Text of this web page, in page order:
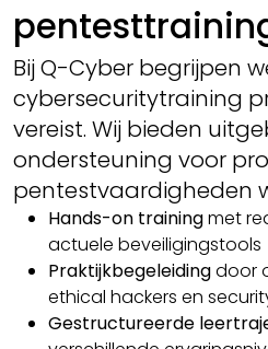
Bij Q-Cyber begrijpen
cybersecuritytraining
vereist. Wij bieden
ondersteuning voor
pentestvaardigheden
Hands-on trainingmet
actuele beveiligingstools
Praktijkbegeleidingdoor
ethical hackers en
Gestructureerde